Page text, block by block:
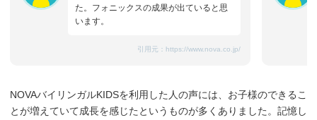
た。フォニックスの成果が出ていると思
います。
引用元： https://www.nova.co.jp/
NOVAバイリンガルKIDSを利用した人の声には、お子様のできるこ
とが増えていて成長を感じたというものが多くありました。記憶し